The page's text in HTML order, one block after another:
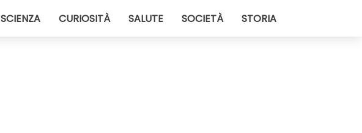
SCIENZA CURIOSITÀ SALUTE SOCIETÀ STORIA